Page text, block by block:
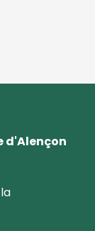
d'Alençon